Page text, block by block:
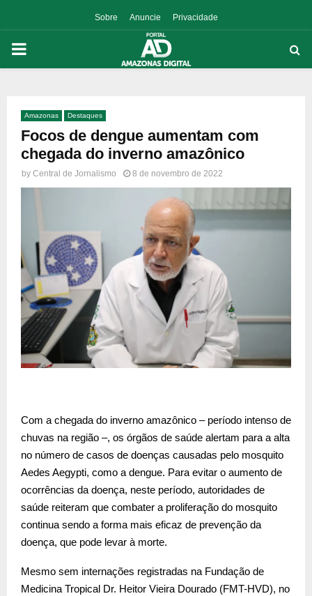
Sobre Anuncie Privacidade
PRIMARY
Amazonas Destaques
Focos de dengue aumentam com
chegada do inverno amazônico
by Central de Jornalismo 8 de novembro de 2022
Com a chegada do inverno amazônico – período intenso de
chuvas na região –, os órgãos de saúde alertam para a alta
no número de casos de doenças causadas pelo mosquito
Aedes Aegypti, como a dengue. Para evitar o aumento de
ocorrências da doença, neste período, autoridades de
saúde reiteram que combater a proliferação do mosquito
continua sendo a forma mais eficaz de prevenção da
doença, que pode levar à morte.
Mesmo sem internações registradas na Fundação de
Medicina Tropical Dr. Heitor Vieira Dourado (FMT-HVD), no